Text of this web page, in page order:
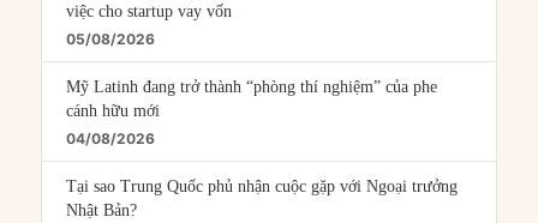
việc cho startup vay vốn
05/08/2026
Mỹ Latinh đang trở thành “phòng thí nghiệm” của phe
cánh hữu mới
04/08/2026
Tại sao Trung Quốc phủ nhận cuộc gặp với Ngoại trưởng
Nhật Bản?